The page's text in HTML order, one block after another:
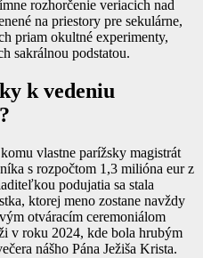
rozhorčenie veriacich nad
na priestory pre sekulárne,
priam okultné experimenty,
sakrálnou podstatou.
k vedeniu
vlastne parížsky magistrát
s rozpočtom 1,3 milióna eur z
podujatia sa stala
ktorej meno zostane navždy
otváracím ceremoniálom
v roku 2024, kde bola hrubým
nášho Pána Ježiša Krista.